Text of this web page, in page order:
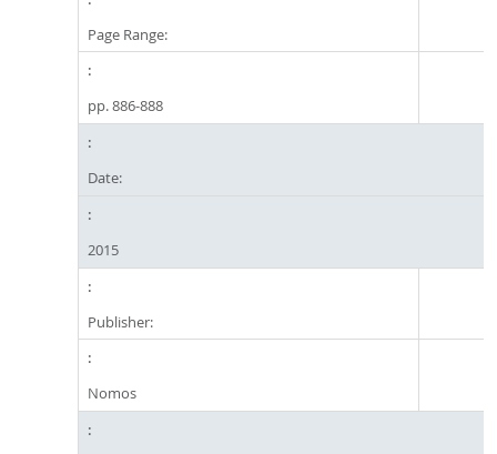
Page Range:
pp. 886-888
Date:
2015
Publisher:
Nomos